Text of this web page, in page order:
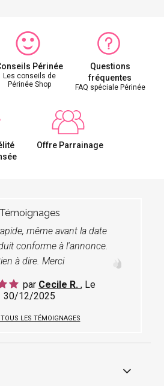
Périnée
Les conseils de
Périnée Shop
Questions
fréquentes
FAQ spéciale Périnée
Offre Parrainage
Témoignages
même avant la date
conforme à l'annonce.
à dire. Merci
par Cecile R. , Le
30/12/2025
TOUS LES TÉMOIGNAGES